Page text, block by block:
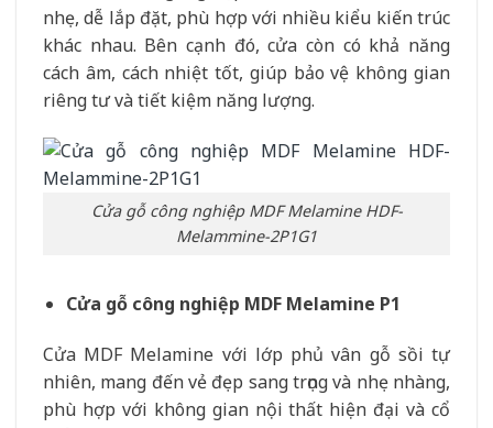
nhẹ, dễ lắp đặt, phù hợp với nhiều kiểu kiến trúc
khác nhau. Bên cạnh đó, cửa còn có khả năng
cách âm, cách nhiệt tốt, giúp bảo vệ không gian
riêng tư và tiết kiệm năng lượng.
Cửa gỗ công nghiệp MDF Melamine HDF-
Melammine-2P1G1
Cửa gỗ công nghiệp MDF Melamine P1
Cửa MDF Melamine với lớp phủ vân gỗ sồi tự
nhiên, mang đến vẻ đẹp sang trọng và nhẹ nhàng,
phù hợp với không gian nội thất hiện đại và cổ